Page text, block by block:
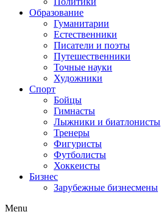
Образование
Гуманитарии
Естественники
Писатели и поэты
Путешественники
Точные науки
Художники
Спорт
Бойцы
Гимнасты
Лыжники и биатлонисты
Тренеры
Фигуристы
Футболисты
Хоккеисты
Бизнес
Зарубежные бизнесмены
Menu